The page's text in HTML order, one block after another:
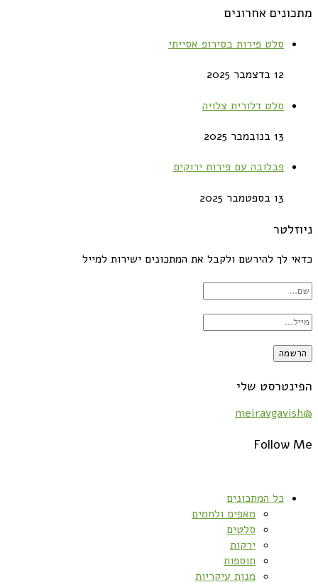
מתכונים אחרונים
סלט פירות בסירופ אסייתי
12 בדצמבר 2025
סלט דלורית צלויה
13 בנובמבר 2025
פבלובה עם פירות ירוקים
13 בספטמבר 2025
ניוזלטר
כדאי לך להירשם ולקבל את המתכונים ישירות למייל
הפינטרסט שלי
@meiravgavish
Follow Me
כל המתכונים
מאפים ולחמים
סלטים
ירקות
תוספות
מנות עיקריות